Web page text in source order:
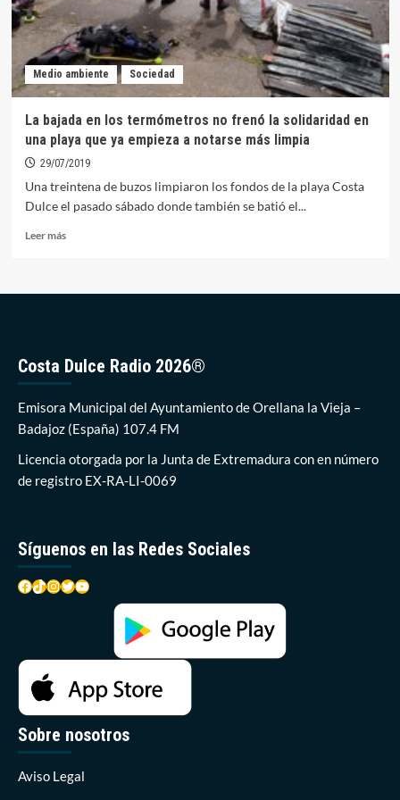
Medio ambiente Sociedad
La bajada en los termómetros no frenó la solidaridad en
una playa que ya empieza a notarse más limpia
29/07/2019
Una treintena de buzos limpiaron los fondos de la playa Costa
Dulce el pasado sábado donde también se batió el...
Leer másLeer
no
frenó
la
solidaridad
en
una
que
notarse
más
limpia
Costa Dulce Radio 2026®
Emisora Municipal del Ayuntamiento de Orellana la Vieja –
Badajoz (España) 107.4 FM
Licencia otorgada por la Junta de Extremadura con en número
de registro EX-RA-LI-0069
Síguenos en las Redes Sociales
Facebook
TikTok
Instagram
Twitter
YouTube
Sobre nosotros
Aviso Legal